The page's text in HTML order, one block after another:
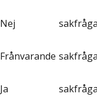
Nej
Frånvarande
Ja